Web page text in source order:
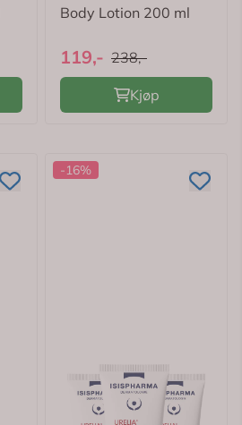
Body Lotion 200 ml
119,- 238,-
Kjøp
-16%